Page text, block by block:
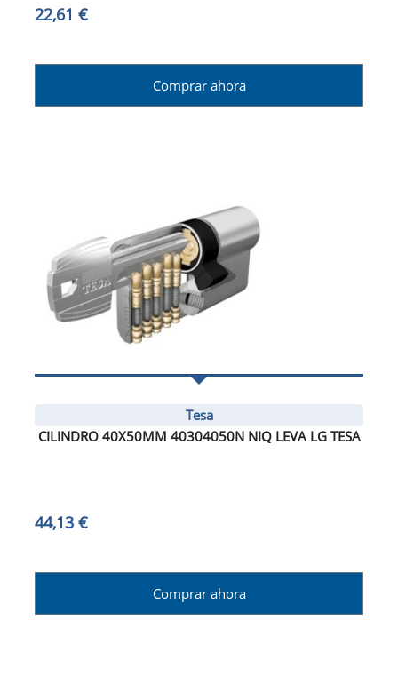
22,61 €
Comprar ahora
Tesa
CILINDRO 40X50MM 40304050N NIQ LEVA LG TESA
44,13 €
Comprar ahora